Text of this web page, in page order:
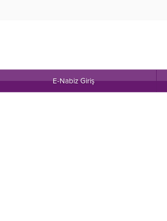
E-Nabiz Giriş